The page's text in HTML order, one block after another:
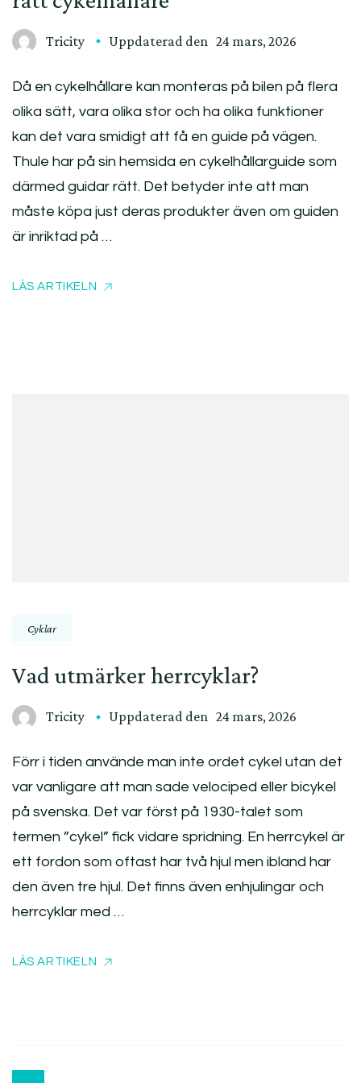
Tricity Uppdaterad den 24 mars, 2026
Då en cykelhållare kan monteras på bilen på flera
olika sätt, vara olika stor och ha olika funktioner
kan det vara smidigt att få en guide på vägen.
Thule har på sin hemsida en cykelhållarguide som
därmed guidar rätt. Det betyder inte att man
måste köpa just deras produkter även om guiden
är inriktad på …
LÄS ARTIKELN
Cyklar
Vad utmärker herrcyklar?
Tricity Uppdaterad den 24 mars, 2026
Förr i tiden använde man inte ordet cykel utan det
var vanligare att man sade velociped eller bicykel
på svenska. Det var först på 1930-talet som
termen ”cykel” fick vidare spridning. En herrcykel är
ett fordon som oftast har två hjul men ibland har
den även tre hjul. Det finns även enhjulingar och
herrcyklar med …
LÄS ARTIKELN